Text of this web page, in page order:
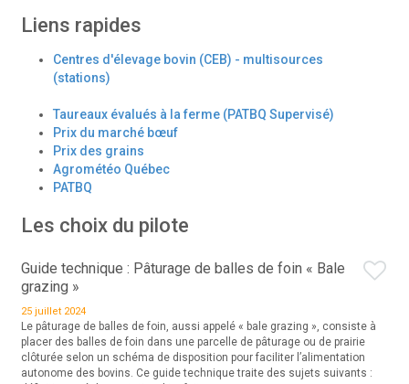
Liens rapides
Centres d'élevage bovin (CEB) - multisources
(stations)
Taureaux évalués à la ferme (PATBQ Supervisé)
Prix du marché bœuf
Prix des grains
Agrométéo Québec
PATBQ
Les choix du pilote
Guide technique : Pâturage de balles de foin « Bale
grazing »
25 juillet 2024
Le pâturage de balles de foin, aussi appelé « bale grazing », consiste à
placer des balles de foin dans une parcelle de pâturage ou de prairie
clôturée selon un schéma de disposition pour faciliter l’alimentation
autonome des bovins. Ce guide technique traite des sujets suivants :